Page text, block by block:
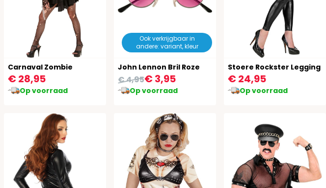
Carnaval Zombie
€ 28,95
Op voorraad
Ook verkrijgbaar in
andere: variant, kleur
John Lennon Bril Roze
€ 3,95
€ 4,95
Op voorraad
Stoere Rockster Legging
€ 24,95
Op voorraad